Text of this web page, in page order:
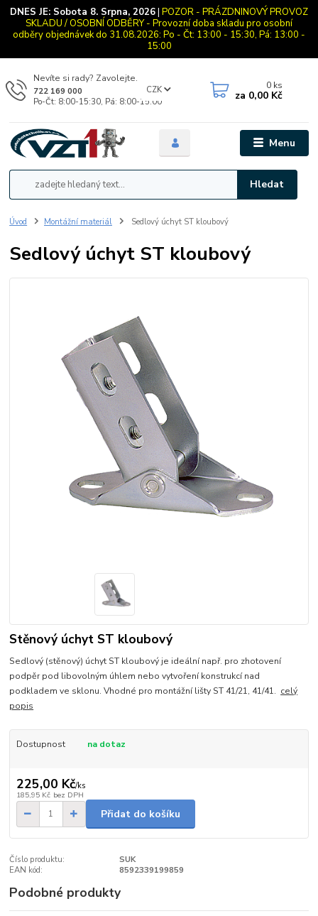
DNES JE: Sobota 8. Srpna, 2026| POZOR - PRÁZDNINOVÝ PROVOZ
SKLADU / OSOBNÍ ODBĚRY - Provozní doba skladu pro osobní
odběry objednávek do 31.08.2026: Po - Čt: 13:00 - 15:30, Pá: 13:00 -
15:00
Menu
CZK
Hledat
Nevíte si rady? Zavolejte.
722 169 000
Po-Čt: 8:00-15:30, Pá: 8:00-15:00
0 ks
za 0,00 Kč
Úvod Montážní materiál Sedlový úchyt ST kloubový
Sedlový úchyt ST kloubový
Stěnový úchyt ST kloubový
Sedlový (stěnový) úchyt ST kloubový je ideální např. pro zhotovení
podpěr pod libovolným úhlem nebo vytvoření konstrukcí nad
podkladem ve sklonu. Vhodné pro montážní lišty ST 41/21, 41/41. celý
popis
Dostupnost na dotaz
225,00 Kč/ks
185,95 Kč bez DPH
Přidat do košíku
Číslo produktu:
SUK
EAN kód:
8592339199859
Podobné produkty